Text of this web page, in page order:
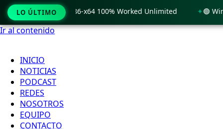
Ir al contenido
INICIO
NOTICIAS
PODCAST
REDES
NOSOTROS
EQUIPO
CONTACTO
LO ÚLTIMO
11 x86-x64 100% Worked Unlimited 🟢 WinRAR